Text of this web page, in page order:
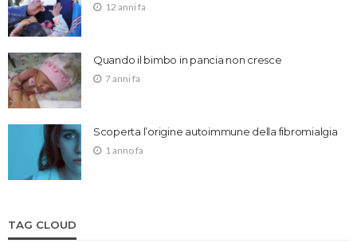
12 anni fa
Quando il bimbo in pancia non cresce
7 anni fa
Scoperta l’origine autoimmune della fibromialgia
1 anno fa
TAG CLOUD